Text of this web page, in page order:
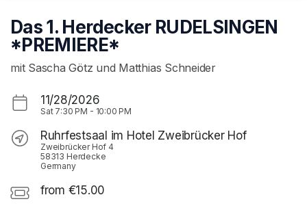
Das 1. Herdecker RUDELSINGEN
*PREMIERE*
mit Sascha Götz und Matthias Schneider
11/28/2026
Sat 7:30 PM - 10:00 PM
Ruhrfestsaal im Hotel Zweibrücker Hof
Zweibrücker Hof 4
58313 Herdecke
Germany
from €15.00